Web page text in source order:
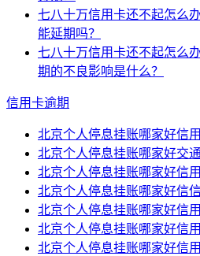
七八十万信用卡还不起怎么
能延期吗？
七八十万信用卡还不起怎么
期的不良影响是什么？
信用卡逾期
北京个人停息挂账哪家好信
北京个人停息挂账哪家好交
北京个人停息挂账哪家好信
北京个人停息挂账哪家好信
北京个人停息挂账哪家好信
北京个人停息挂账哪家好信
北京个人停息挂账哪家好信